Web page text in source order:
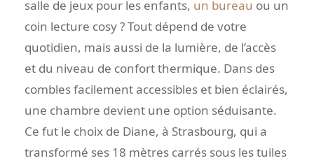
salle de jeux pour les enfants, un bureau ou un
coin lecture cosy ? Tout dépend de votre
quotidien, mais aussi de la lumière, de l’accès
et du niveau de confort thermique. Dans des
combles facilement accessibles et bien éclairés,
une chambre devient une option séduisante.
Ce fut le choix de Diane, à Strasbourg, qui a
transformé ses 18 mètres carrés sous les tuiles